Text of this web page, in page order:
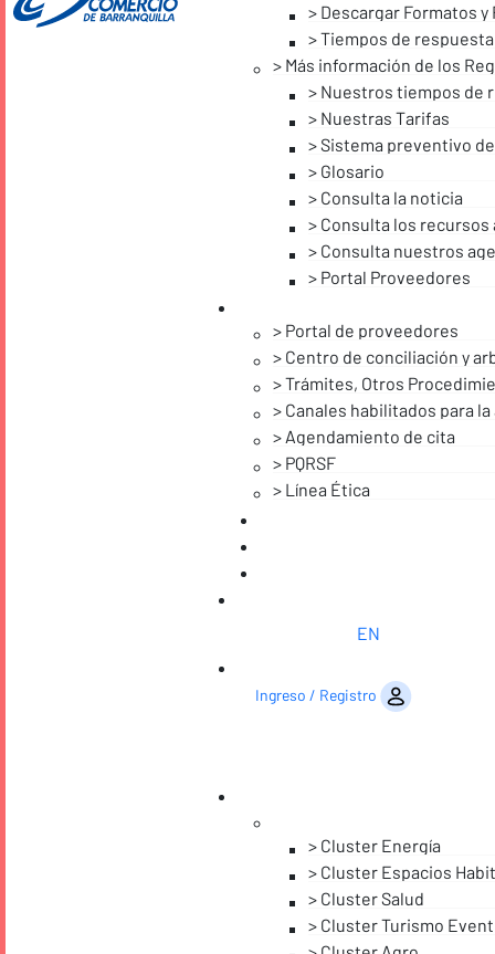
Descargar Formatos
Tiempos de respuesta
Más información de los
Nuestros tiempos de
Nuestras Tarifas
Sistema preventivo
Glosario
Consulta la noticia
Consulta los
Consulta nuestros
Portal Proveedores
Portal de proveedores
Centro de conciliación y
Trámites, Otros
Canales habilitados para
Agendamiento de cita
PQRSF
Línea Ética
EN
Ingreso / Registro
Cluster Energía
Cluster Espacios
Cluster Salud
Cluster Turismo